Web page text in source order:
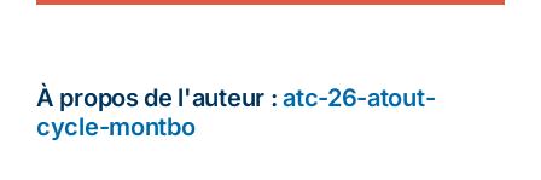
À propos de l'auteur :atc-26-atout-
cycle-montbo